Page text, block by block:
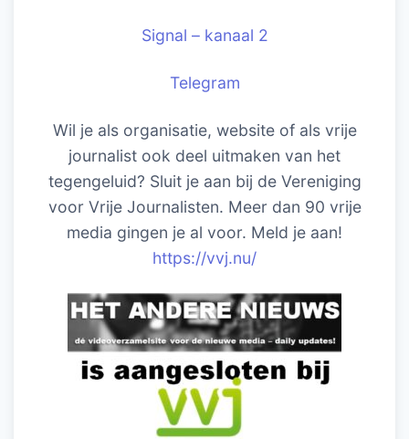
Signal – kanaal 2
Telegram
Wil je als organisatie, website of als vrije
journalist ook deel uitmaken van het
tegengeluid? Sluit je aan bij de Vereniging
voor Vrije Journalisten. Meer dan 90 vrije
media gingen je al voor. Meld je aan!
https://vvj.nu/